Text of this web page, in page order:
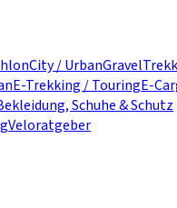
City / UrbanGravel
E-Trekking / TouringE-
Schuhe & Schutz
Veloratgeber